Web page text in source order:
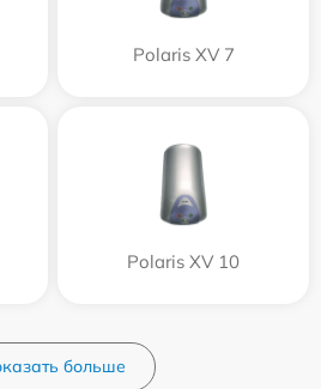
Polaris XV 7
Polaris XV 10
больше